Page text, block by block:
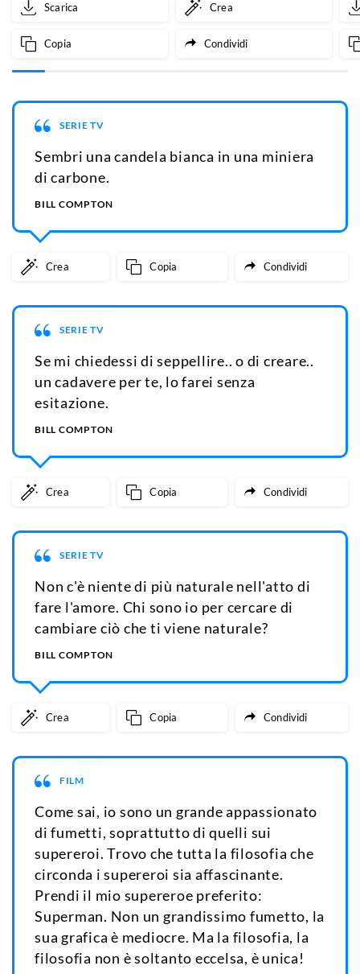
Scarica Crea
Copia Condividi
SERIE TV
Sembri una candela bianca in una miniera
di carbone.
BILL COMPTON
Crea Copia Condividi
SERIE TV
Se mi chiedessi di seppellire.. o di creare..
un cadavere per te, lo farei senza
esitazione.
BILL COMPTON
Crea Copia Condividi
SERIE TV
Non c'è niente di più naturale nell'atto di
fare l'amore. Chi sono io per cercare di
cambiare ciò che ti viene naturale?
BILL COMPTON
Crea Copia Condividi
FILM
Come sai, io sono un grande appassionato
di fumetti, soprattutto di quelli sui
supereroi. Trovo che tutta la filosofia che
circonda i supereroi sia affascinante.
Prendi il mio supereroe preferito:
Superman. Non un grandissimo fumetto, la
sua grafica è mediocre. Ma la filosofia, la
filosofia non è soltanto eccelsa, è unica!